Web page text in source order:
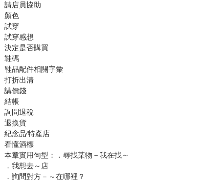
請店員協助
顏色
試穿
試穿感想
決定是否購買
鞋碼
鞋品配件相關字彙
打折出清
講價錢
結帳
詢問退稅
退換貨
紀念品∕特產店
看懂酒標
本章實用句型：．尋找某物－我在找～
．我想去～店
．詢問對方－～在哪裡？